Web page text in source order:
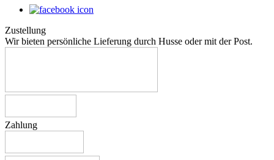
Zustellung
Wir bieten persönliche Lieferung durch Husse oder mit der Post.
Zahlung